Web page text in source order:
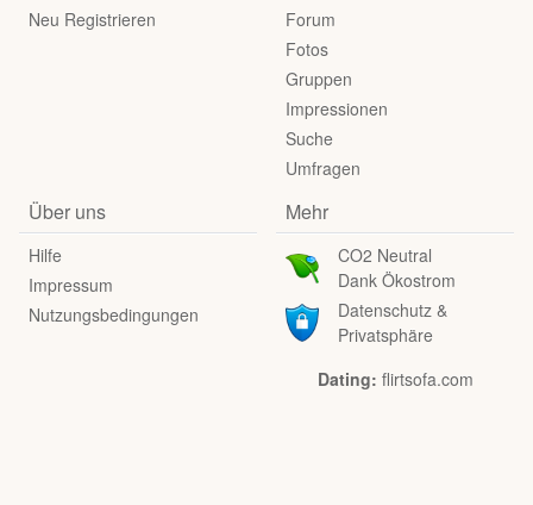
Neu Registrieren
Forum
Fotos
Gruppen
Impressionen
Suche
Umfragen
Über uns
Hilfe
Impressum
Nutzungsbedingungen
Mehr
CO2 Neutral
Dank Ökostrom
Datenschutz &
Privatsphäre
Dating: flirtsofa.com